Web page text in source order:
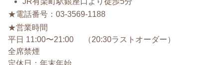
★電話番号：03-3569-1188
★営業時間
平日 11:00〜21:00 （20:30ラストオーダー）
全席禁煙
定休日：年末年始